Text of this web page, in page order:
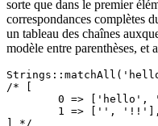
sorte que dans le premier
correspondances complètes
un tableau des chaînes
modèle entre parenthèses, et
/* [